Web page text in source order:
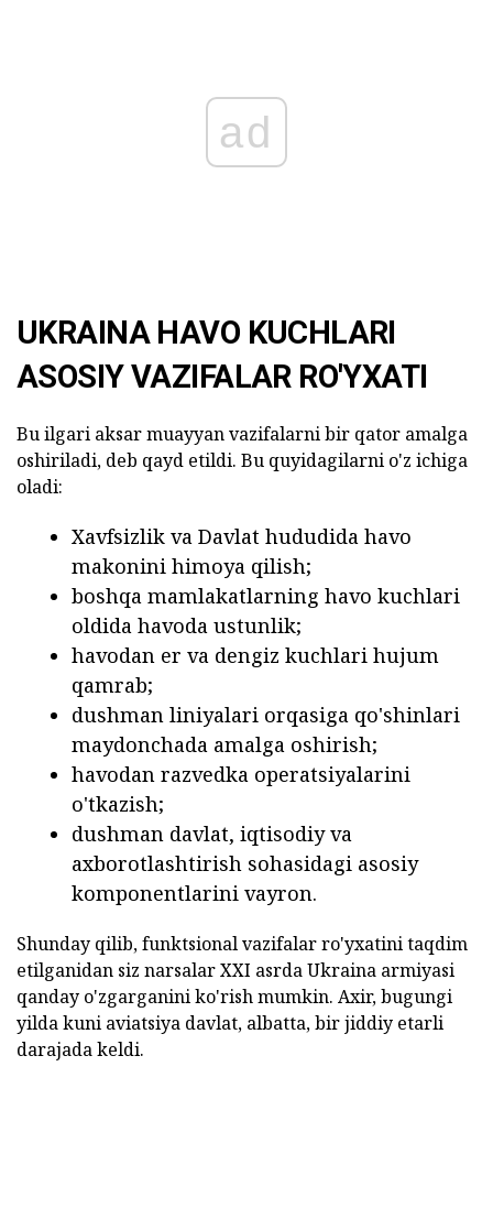
ad
UKRAINA HAVO KUCHLARI
ASOSIY VAZIFALAR RO'YXATI
Bu ilgari aksar muayyan vazifalarni bir qator amalga
oshiriladi, deb qayd etildi. Bu quyidagilarni o'z ichiga
oladi:
Xavfsizlik va Davlat hududida havo
makonini himoya qilish;
boshqa mamlakatlarning havo kuchlari
oldida havoda ustunlik;
havodan er va dengiz kuchlari hujum
qamrab;
dushman liniyalari orqasiga qo'shinlari
maydonchada amalga oshirish;
havodan razvedka operatsiyalarini
o'tkazish;
dushman davlat, iqtisodiy va
axborotlashtirish sohasidagi asosiy
komponentlarini vayron.
Shunday qilib, funktsional vazifalar ro'yxatini taqdim
etilganidan siz narsalar XXI asrda Ukraina armiyasi
qanday o'zgarganini ko'rish mumkin. Axir, bugungi
yilda kuni aviatsiya davlat, albatta, bir jiddiy etarli
darajada keldi.